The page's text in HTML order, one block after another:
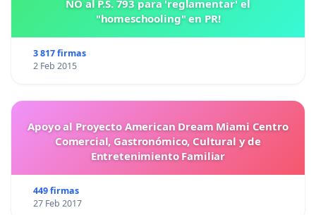
NO al P.S. 793 para 'reglamentar' el
"homeschooling" en PR!
3 817 firmas
2 Feb 2015
Apoyo al Proyecto American Dream Miami Centro
Comercial, Gastronómico, Cultural y de
Entretenimiento Familiar
449 firmas
27 Feb 2017